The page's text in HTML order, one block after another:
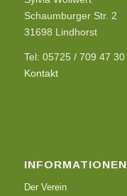
Schaumburger Str. 2
31698 Lindhorst
Tel: 05725 / 709 47 30
Kontakt
INFORMATIONEN
Der Verein